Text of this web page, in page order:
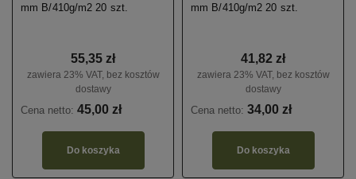
mm B/410g/m2 20 szt.
55,35 zł
zawiera 23% VAT, bez kosztów
dostawy
Cena netto: 45,00 zł
Do koszyka
mm B/410g/m2 20 szt.
41,82 zł
zawiera 23% VAT, bez kosztów
dostawy
Cena netto: 34,00 zł
Do koszyka